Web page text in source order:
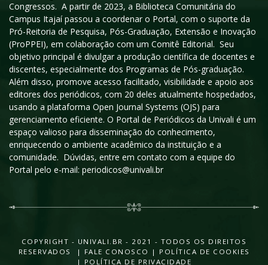
Congressos. A partir de 2023, a Biblioteca Comunitária do
Campus Itajaí passou a coordenar o Portal, com o suporte da
Pró-Reitoria de Pesquisa, Pós-Graduação, Extensão e Inovação
(ProPPEI), em colaboração com um Comitê Editorial. Seu
objetivo principal é divulgar a produção científica de docentes e
discentes, especialmente dos Programas de Pós-graduação.
Além disso, promove acesso facilitado, visibilidade e apoio aos
editores dos periódicos, com 20 deles atualmente hospedados,
usando a plataforma Open Journal Systems (OJS) para
gerenciamento eficiente. O Portal de Periódicos da Univali é um
espaço valioso para disseminação do conhecimento,
enriquecendo o ambiente acadêmico da instituição e a
comunidade. Dúvidas, entre em contato com a equipe do
Portal pelo e-mail: periodicos@univali.br
COPYRIGHT - UNIVALI.BR - 2021 - TODOS OS DIREITOS
RESERVADOS |
FALE CONOSCO | POLÍTICA DE COOKIES
| POLÍTICA DE PRIVACIDADE